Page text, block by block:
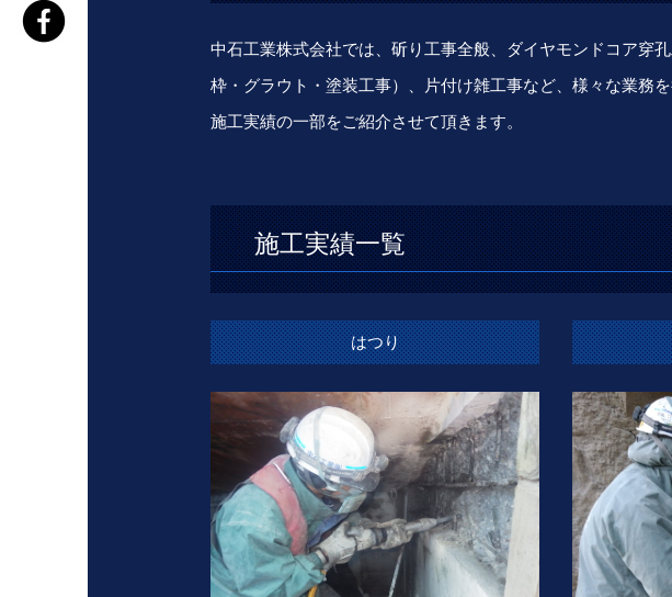
中石工業株式会社では、斫り工事全般、ダイヤモンドコア穿
枠・グラウト・塗装工事）、片付け雑工事など、様々な業務を
施工実績の一部をご紹介させて頂きます。
施工実績一覧
はつり